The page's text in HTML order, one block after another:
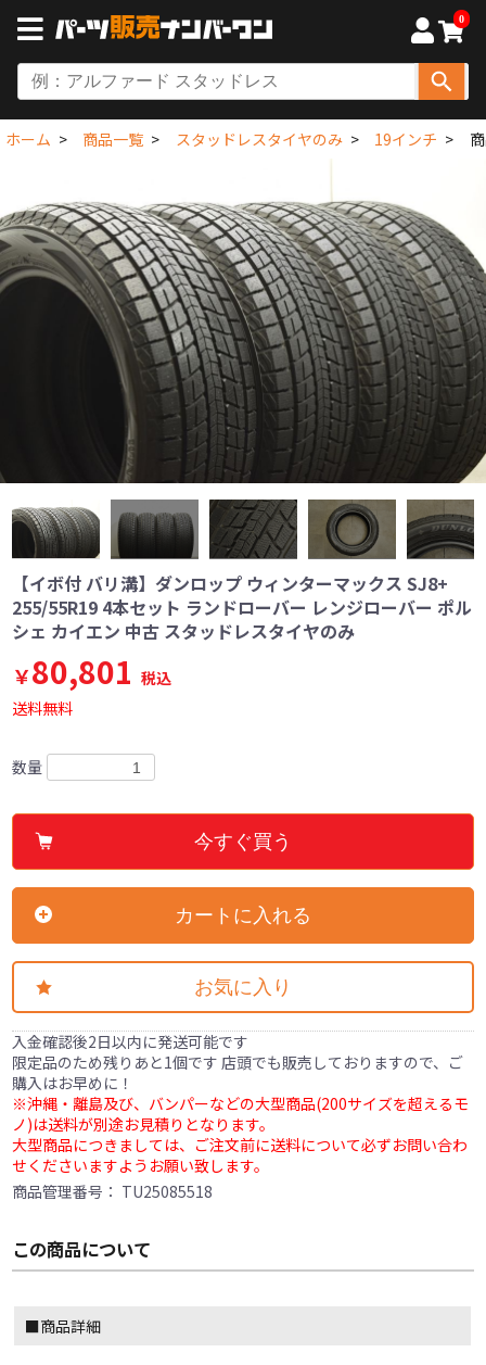
0
ホーム 商品一覧 スタッドレスタイヤのみ 19インチ
【イボ付 バリ溝】ダンロップ ウィンターマックス SJ8+
255/55R19 4本セット ランドローバー レンジローバー ポル
シェ カイエン 中古 スタッドレスタイヤのみ
￥80,801 税込
送料無料
数量
今すぐ買う
カートに入れる
お気に入り
入金確認後2日以内に発送可能です
限定品のため残りあと1個です 店頭でも販売しておりますので、ご
購入はお早めに！
※沖縄・離島及び、バンパーなどの大型商品(200サイズを超えるモ
ノ)は送料が別途お見積りとなります。
大型商品につきましては、ご注文前に送料について必ずお問い合わ
せくださいますようお願い致します。
商品管理番号： TU25085518
この商品について
■商品詳細